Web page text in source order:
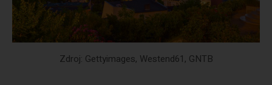
Zdroj: Gettyimages, Westend61, GNTB